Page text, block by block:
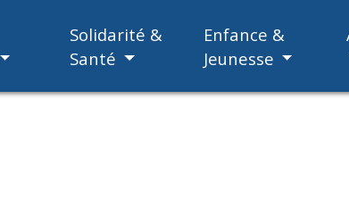
Solidarité &
Santé
Enfance &
Jeunesse